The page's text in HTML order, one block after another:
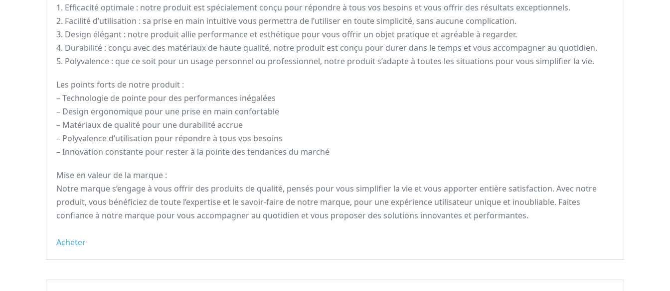
1. Efficacité optimale : notre produit est spécialement conçu pour répondre à tous vos besoins et vous offrir des résultats exceptionnels.
2. Facilité d’utilisation : sa prise en main intuitive vous permettra de l’utiliser en toute simplicité, sans aucune complication.
3. Design élégant : notre produit allie performance et esthétique pour vous offrir un objet pratique et agréable à regarder.
4. Durabilité : conçu avec des matériaux de haute qualité, notre produit est conçu pour durer dans le temps et vous accompagner au quotidien.
5. Polyvalence : que ce soit pour un usage personnel ou professionnel, notre produit s’adapte à toutes les situations pour vous simplifier la vie.
Les points forts de notre produit :
– Technologie de pointe pour des performances inégalées
– Design ergonomique pour une prise en main confortable
– Matériaux de qualité pour une durabilité accrue
– Polyvalence d’utilisation pour répondre à tous vos besoins
– Innovation constante pour rester à la pointe des tendances du marché
Mise en valeur de la marque :
Notre marque s’engage à vous offrir des produits de qualité, pensés pour vous simplifier la vie et vous apporter entière satisfaction. Avec notre
produit, vous bénéficiez de toute l’expertise et le savoir-faire de notre marque, pour une expérience utilisateur unique et inoubliable. Faites
confiance à notre marque pour vous accompagner au quotidien et vous proposer des solutions innovantes et performantes.
Acheter